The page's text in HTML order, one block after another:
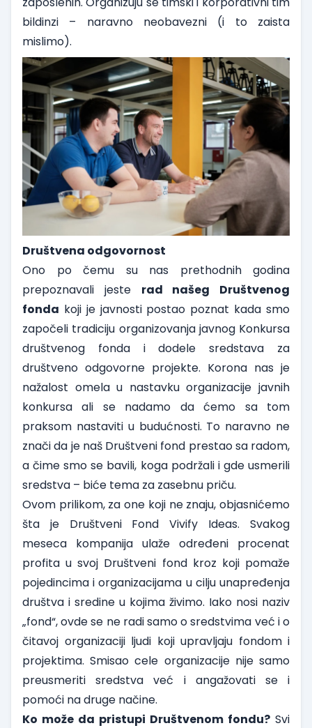
bildinzi – naravno neobavezni (i to zaista
mislimo).
Društvena odgovornost
Ono po čemu su nas prethodnih godina
prepoznavali jeste rad našeg Društvenog
fonda koji je javnosti postao poznat kada smo
započeli tradiciju organizovanja javnog Konkursa
društvenog fondai dodele sredstava za
društveno odgovorne projekte. Korona nas je
nažalost omela u nastavku organizacije javnih
konkursa ali se nadamo da ćemo sa tom
praksom nastaviti u budućnosti. To naravno ne
znači da je naš Društveni fond prestao sa radom,
a čime smo se bavili, koga podržali i gde usmerili
sredstva – biće tema za zasebnu priču.
Ovom prilikom, za one koji ne znaju, objasnićemo
šta je Društveni Fond Vivify Ideas. Svakog
meseca kompanija ulaže određeni procenat
profita u svoj Društveni fond kroz koji pomaže
pojedincima i organizacijama u cilju unapređenja
društva i sredine u kojima živimo. Iako nosi naziv
„fond“, ovde se ne radi samo o sredstvima već i o
čitavoj organizaciji ljudi koji upravljaju fondom i
projektima. Smisao cele organizacije nije samo
preusmeriti sredstva već i angažovati se i
pomoći na druge načine.
Ko može da pristupi Društvenom fondu? Svi